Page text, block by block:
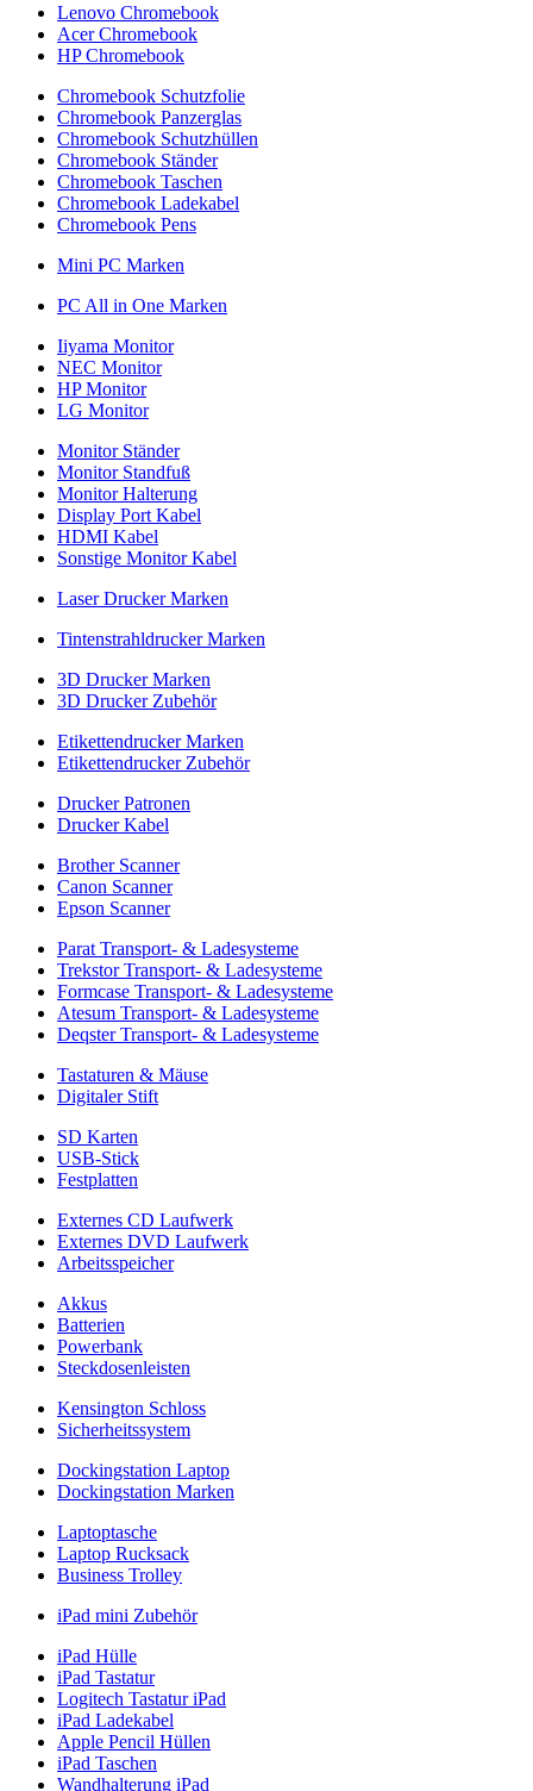
Lenovo Chromebook
Acer Chromebook
HP Chromebook
Chromebook Schutzfolie
Chromebook Panzerglas
Chromebook Schutzhüllen
Chromebook Ständer
Chromebook Taschen
Chromebook Ladekabel
Chromebook Pens
Mini PC Marken
PC All in One Marken
Iiyama Monitor
NEC Monitor
HP Monitor
LG Monitor
Monitor Ständer
Monitor Standfuß
Monitor Halterung
Display Port Kabel
HDMI Kabel
Sonstige Monitor Kabel
Laser Drucker Marken
Tintenstrahldrucker Marken
3D Drucker Marken
3D Drucker Zubehör
Etikettendrucker Marken
Etikettendrucker Zubehör
Drucker Patronen
Drucker Kabel
Brother Scanner
Canon Scanner
Epson Scanner
Parat Transport- & Ladesysteme
Trekstor Transport- & Ladesysteme
Formcase Transport- & Ladesysteme
Atesum Transport- & Ladesysteme
Deqster Transport- & Ladesysteme
Tastaturen & Mäuse
Digitaler Stift
SD Karten
USB-Stick
Festplatten
Externes CD Laufwerk
Externes DVD Laufwerk
Arbeitsspeicher
Akkus
Batterien
Powerbank
Steckdosenleisten
Kensington Schloss
Sicherheitssystem
Dockingstation Laptop
Dockingstation Marken
Laptoptasche
Laptop Rucksack
Business Trolley
iPad mini Zubehör
iPad Hülle
iPad Tastatur
Logitech Tastatur iPad
iPad Ladekabel
Apple Pencil Hüllen
iPad Taschen
Wandhalterung iPad